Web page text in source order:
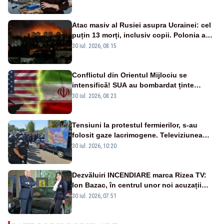
Atac masiv al Rusiei asupra Ucrainei: cel
puțin 13 morți, inclusiv copii. Polonia a
ridicat avioanele de vânătoare
30 iul. 2026, 08:15
Conflictul din Orientul Mijlociu se
intensifică! SUA au bombardat ținte
militare din Iran
30 iul. 2026, 08:23
Tensiuni la protestul fermierilor, s-au
folosit gaze lacrimogene. Televiziunea
Poporului face apel la calm – LIVE TEXT
30 iul. 2026, 10:20
Dezvăluiri INCENDIARE marca Rizea TV:
Ion Bazac, în centrul unor noi acuzații
publice
30 iul. 2026, 07:51